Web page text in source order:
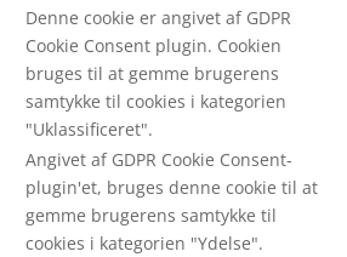
Denne cookie er angivet af GDPR
Cookie Consent plugin. Cookien
bruges til at gemme brugerens
samtykke til cookies i kategorien
"Uklassificeret".
Angivet af GDPR Cookie Consent-
plugin'et, bruges denne cookie til at
gemme brugerens samtykke til
cookies i kategorien "Ydelse".